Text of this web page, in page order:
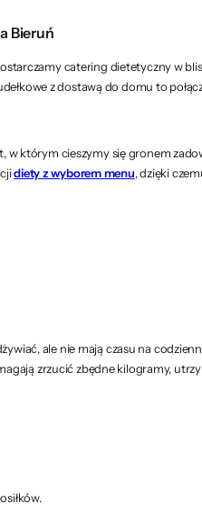
Bieruń
catering dietetyczny w
z dostawą do domu to
w którym cieszymy się gronem
diety z wyborem menu, dzięki
ale nie mają czasu na
zrzucić zbędne kilogramy,